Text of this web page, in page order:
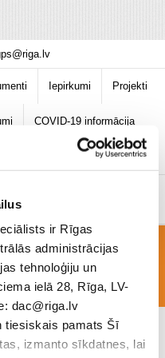
ir Rīgas
administrācijas
tehnoloģiju un
ielā 28, Rīga, LV-
dac@riga.lv
tiesiskais pamats Šī
izmanto sīkdatnes, lai
Iepirkumi Projekti
COVID-19 informācija